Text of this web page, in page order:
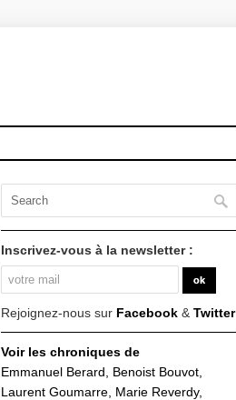
Inscrivez-vous à la newsletter :
Rejoignez-nous sur Facebook & Twitter
Voir les chroniques de
Emmanuel Berard, Benoist Bouvot,
Laurent Goumarre, Marie Reverdy,